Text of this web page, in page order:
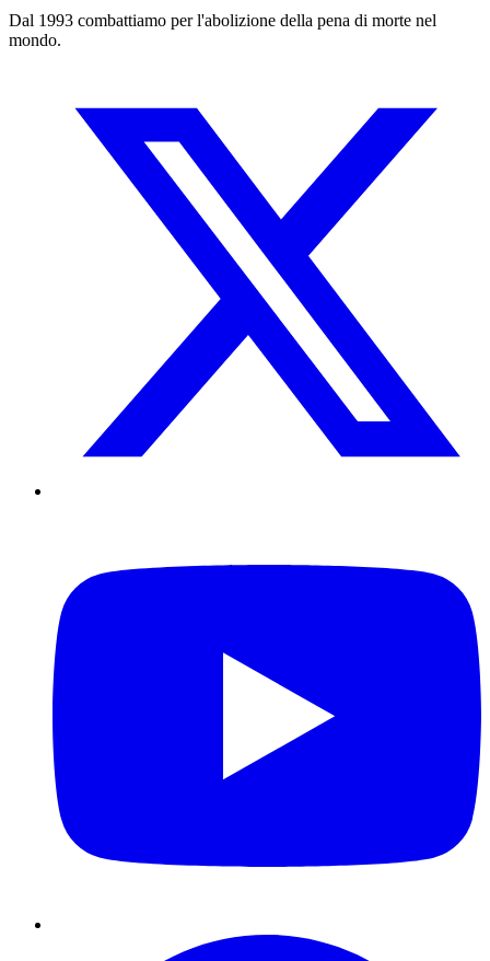
Dal 1993 combattiamo per l'abolizione della pena di morte nel
mondo.